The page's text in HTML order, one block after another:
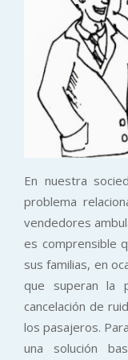
En nuestra
problema
vendedores
es comprensible
sus familias, en
que superan la
cancelación de
los pasajeros.
una solución